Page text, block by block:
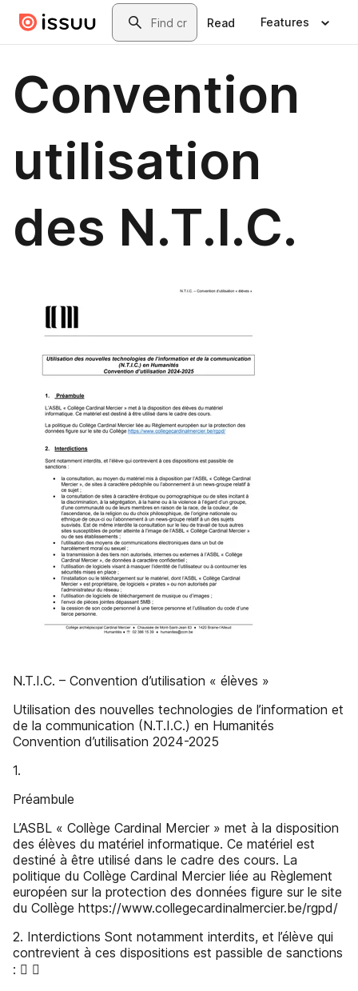
Skip to main contentSearch
Read Features
Convention
utilisation
des N.T.I.C.
N.T.I.C. – Convention d’utilisation « élèves »
Utilisation des nouvelles technologies de l’information et
de la communication (N.T.I.C.) en Humanités
Convention d’utilisation 2024-2025
1.
Préambule
L’ASBL « Collège Cardinal Mercier » met à la disposition
des élèves du matériel informatique. Ce matériel est
destiné à être utilisé dans le cadre des cours. La
politique du Collège Cardinal Mercier liée au Règlement
européen sur la protection des données figure sur le site
du Collège https://www.collegecardinalmercier.be/rgpd/
2. Interdictions Sont notamment interdits, et l’élève qui
contrevient à ces dispositions est passible de sanctions
:  